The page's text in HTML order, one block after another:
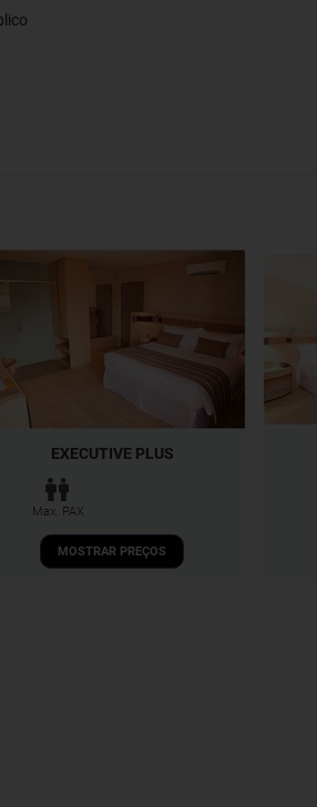
EXECUTIVE PLUS
Max. PAX
MOSTRAR PREÇOS